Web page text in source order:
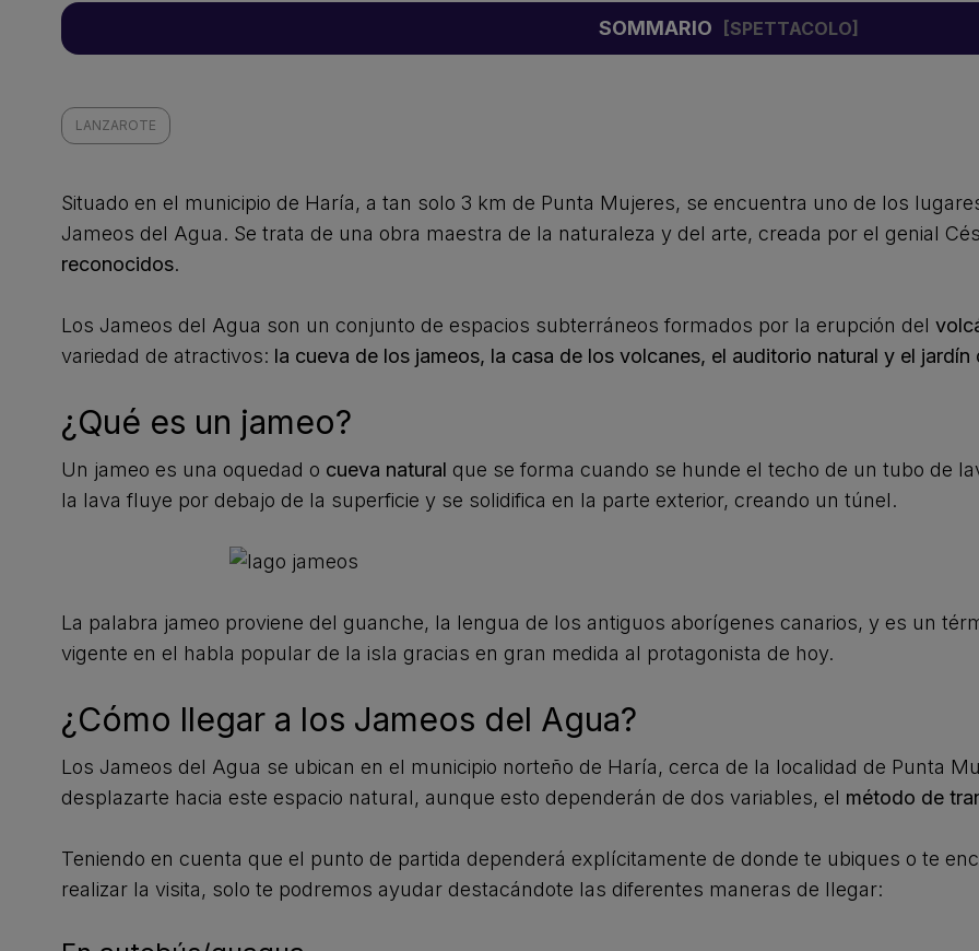
SOMMARIO
LANZAROTE
Situado en el municipio de Haría, a tan solo 3 km de Punta Mujeres, se encuentra uno de los
Jameos del Agua. Se trata de una obra maestra de la naturaleza y del arte, creada por el genial
reconocidos.
Los Jameos del Agua son un conjunto de espacios subterráneos formados por la erupción del
variedad de atractivos: la cueva de los jameos, la casa de los volcanes, el auditorio natural y el jardín
¿Qué es un jameo?
Un jameo es una oquedad o cueva natural que se forma cuando se hunde el techo de un tubo de
la lava fluye por debajo de la superficie y se solidifica en la parte exterior, creando un túnel.
La palabra jameo proviene del guanche, la lengua de los antiguos aborígenes canarios, y es un
vigente en el habla popular de la isla gracias en gran medida al protagonista de hoy.
¿Cómo llegar a los Jameos del Agua?
Los Jameos del Agua se ubican en el municipio norteño de Haría, cerca de la localidad de Punta
desplazarte hacia este espacio natural, aunque esto dependerán de dos variables, el método de
Teniendo en cuenta que el punto de partida dependerá explícitamente de donde te ubiques o te
realizar la visita, solo te podremos ayudar destacándote las diferentes maneras de llegar: